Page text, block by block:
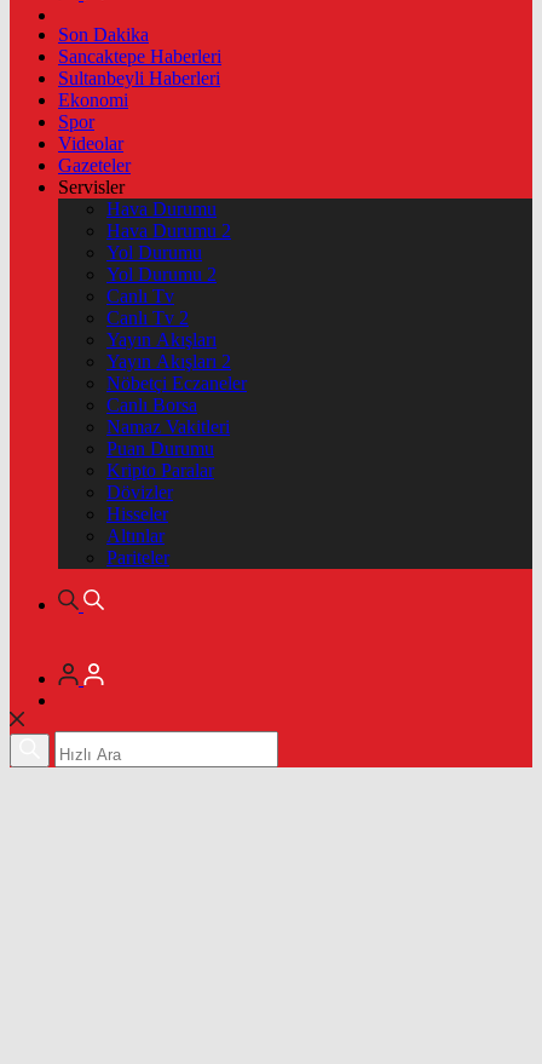
Son Dakika
Sancaktepe Haberleri
Sultanbeyli Haberleri
Ekonomi
Spor
Videolar
Gazeteler
Servisler
Hava Durumu
Hava Durumu 2
Yol Durumu
Yol Durumu 2
Canlı Tv
Canlı Tv 2
Yayın Akışları
Yayın Akışları 2
Nöbetçi Eczaneler
Canlı Borsa
Namaz Vakitleri
Puan Durumu
Kripto Paralar
Dövizler
Hisseler
Altınlar
Pariteler